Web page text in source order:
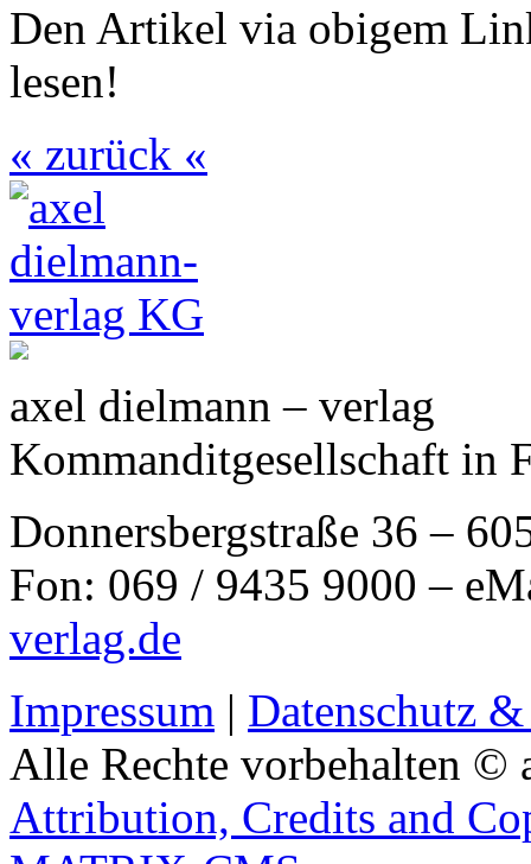
Den Artikel via obigem
lesen!
« zurück «
axel dielmann – verlag
Kommanditgesellschaft in
Donnersbergstraße 36 –
Fon: 069 / 9435 9000 –
verlag.de
Impressum | Datenschutz
Alle Rechte vorbehalten ©
Attribution, Credits and